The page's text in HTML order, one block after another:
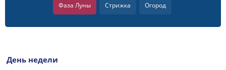
Фаза Луны Стрижка Огород
День недели